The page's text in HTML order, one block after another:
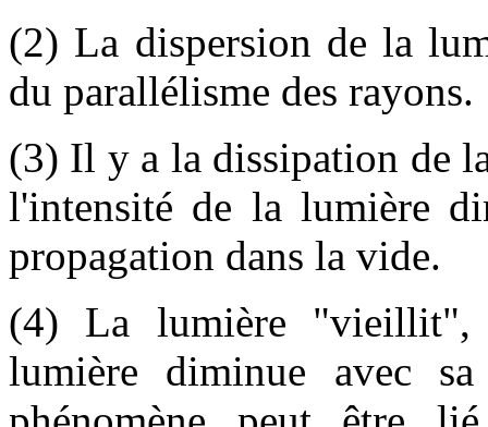
(2) La dispersion de la
du parallélisme des rayons.
(3) Il y a la dissipation de
l'intensité de la lumière
propagation dans la vide.
(4) La lumière "vieillit",
lumière diminue avec